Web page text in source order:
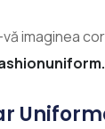
imaginea